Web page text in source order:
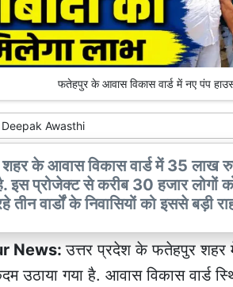
फतेहपुर के आवास विकास वार्ड में नए पंप
Awasthi
के आवास विकास वार्ड में 35 लाख
इस प्रोजेक्ट से करीब 30 हजार
वार्डों के निवासियों को इससे बड़ी
News:उत्तर प्रदेश के फतेहपुर शहर
उठाया गया है. आवास विकास